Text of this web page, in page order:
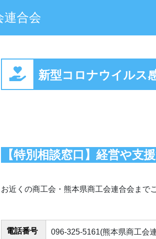
連合会
新型コロナウイルス
【特別相談窓口】経営や支
お近くの商工会・熊本県商工会連合会まで
電話番号 096-325-5161(熊本県商工会